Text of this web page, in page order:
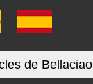
de Bellaciao